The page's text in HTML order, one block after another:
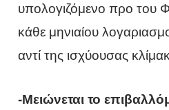
υπολογιζόμενο προ του
κάθε μηνιαίου
αντί της ισχύουσας
-Μειώνεται το